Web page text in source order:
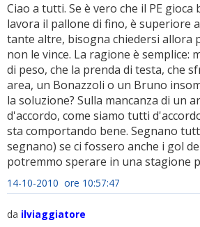
Ciao a tutti. Se è vero che il PE gioca
lavora il pallone di fino, è superiore
tante altre, bisogna chiedersi allora
non le vince. La ragione è semplice:
di peso, che la prenda di testa, che
area, un Bonazzoli o un Bruno
la soluzione? Sulla mancanza di un
d'accordo, come siamo tutti
sta comportando bene. Segnano
segnano) se ci fossero anche i gol
potremmo sperare in una stagione
14-10-2010 ore 10:57:47
da ilviaggiatore